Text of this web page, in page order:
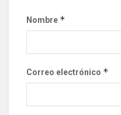
Nombre *
Correo electrónico *